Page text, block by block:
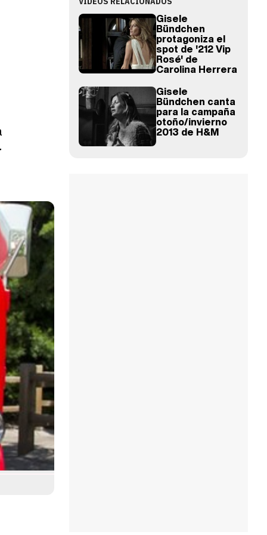
Gisele
Bündchen
protagoniza el
spot de '212 Vip
Rosé' de
Carolina Herrera
Gisele
Bündchen canta
para la campaña
otoño/invierno
2013 de H&M